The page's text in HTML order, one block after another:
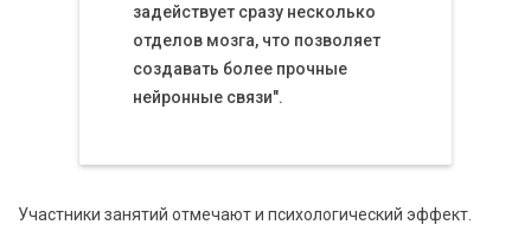
задействует сразу несколько
отделов мозга, что позволяет
создавать более прочные
нейронные связи".
Участники занятий отмечают и психологический эффект.